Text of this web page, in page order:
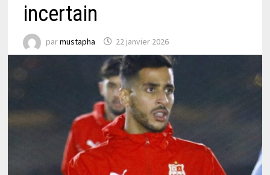
incertain
parmustapha 22 janvier 2026